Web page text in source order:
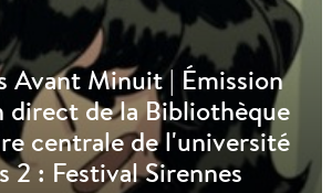
Avant Minuit | Émission
direct de la Bibliothèque
centrale de l'université
2 : Festival Sirennes